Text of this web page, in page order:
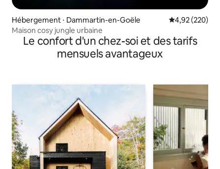
Hébergement ⋅ Dammartin-en-Goële Évaluation
4,92 (220)
Maison cosy jungle urbaine
Le confort d'un chez-soi et des tarifs
mensuels avantageux